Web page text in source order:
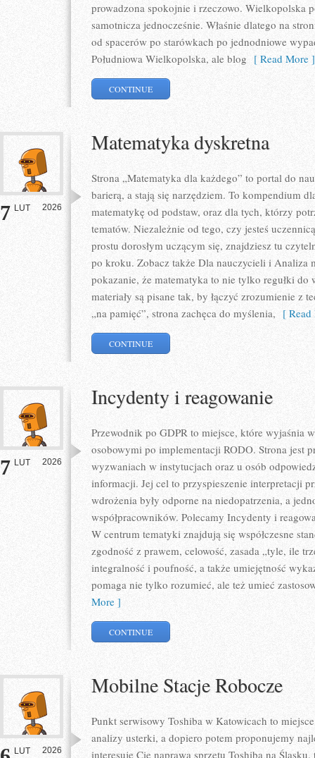
prowadzona spokojnie i rzeczowo. Wielkopolska
samotnicza jednocześnie. Właśnie dlatego na
od spacerów po starówkach po jednodniowe
Południowa Wielkopolska, ale blog [ Read More ]
CONTINUE
7 LUT 2026
Matematyka dyskretna
Strona „Matematyka dla każdego” to portal do
barierą, a stają się narzędziem. To kompendium
matematykę od podstaw, oraz dla tych, którzy
tematów. Niezależnie od tego, czy jesteś
prostu dorosłym uczącym się, znajdziesz tu
po kroku. Zobacz także Dla nauczycieli i Analiza
pokazanie, że matematyka to nie tylko regułki
materiały są pisane tak, by łączyć zrozumienie z
„na pamięć”, strona zachęca do myślenia, [
CONTINUE
7 LUT 2026
Incydenty i reagowanie
Przewodnik po GDPR to miejsce, które wyjaśnia
osobowymi po implementacji RODO. Strona jest
wyzwaniach w instytucjach oraz u osób
informacji. Jej cel to przyspieszenie interpretacji
wdrożenia były odporne na niedopatrzenia, a
współpracowników. Polecamy Incydenty i
W centrum tematyki znajdują się współczesne
zgodność z prawem, celowość, zasada „tyle, ile
integralność i poufność, a także umiejętność
pomaga nie tylko rozumieć, ale też umieć
More ]
CONTINUE
LUT 2026
Mobilne Stacje Robocze
Punkt serwisowy Toshiba w Katowicach to
analizy usterki, a dopiero potem proponujemy
interesuje Cię naprawa sprzętu Toshiba na